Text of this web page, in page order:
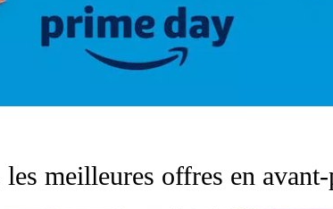
meilleures offres en